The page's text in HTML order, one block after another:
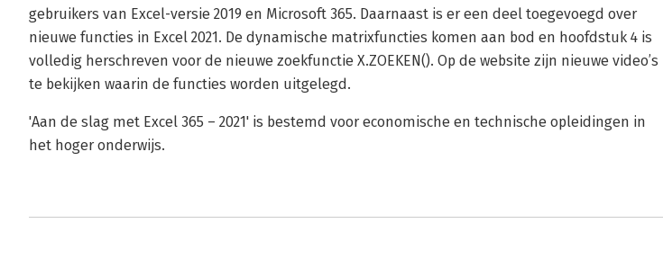
gebruikers van Excel-versie 2019 en Microsoft 365. Daarnaast is er een deel toegevoegd over
nieuwe functies in Excel 2021. De dynamische matrixfuncties komen aan bod en hoofdstuk 4 is
volledig herschreven voor de nieuwe zoekfunctie X.ZOEKEN(). Op de website zijn nieuwe video’s
te bekijken waarin de functies worden uitgelegd.
'Aan de slag met Excel 365 – 2021' is bestemd voor economische en technische opleidingen in
het hoger onderwijs.